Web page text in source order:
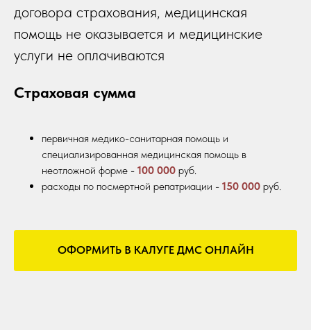
договора страхования, медицинская
помощь не оказывается и медицинские
услуги не оплачиваются
Страховая сумма
первичная медико-санитарная помощь и
специализированная медицинская помощь в
неотложной форме - 100 000 руб.
расходы по посмертной репатриации - 150 000 руб.
ОФОРМИТЬ В КАЛУГЕ ДМС ОНЛАЙН